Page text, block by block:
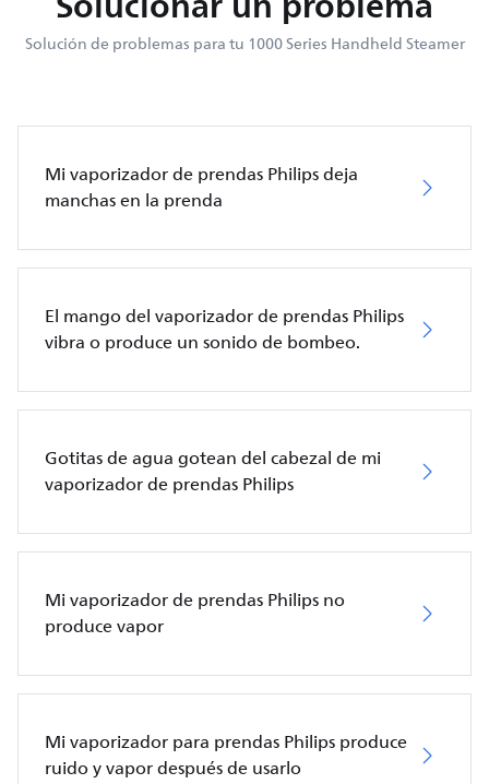
Solución de problemas para tu 1000 Series Handheld Steamer
Mi vaporizador de prendas Philips deja
manchas en la prenda
El mango del vaporizador de prendas Philips
vibra o produce un sonido de bombeo.
Gotitas de agua gotean del cabezal de mi
vaporizador de prendas Philips
Mi vaporizador de prendas Philips no
produce vapor
Mi vaporizador para prendas Philips produce
ruido y vapor después de usarlo